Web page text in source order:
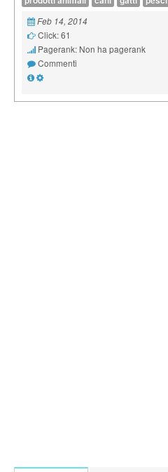
Feb 14, 2014
Click: 61
Pagerank: Non ha pagerank
Commenti